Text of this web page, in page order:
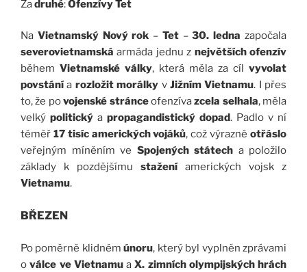
Zadruhé:Ofenzívy Tet
Na Vietnamský Nový rok – Tet–30. lednazapočala
severovietnamská armáda jednu z největších ofenzív
během Vietnamské války, která měla za cíl vyvolat
povstání a rozložit morálky v Jižním Vietnamu. I přes
to, že povojenské stránceofenzívazcela selhala, měla
velký politický a propagandistický dopad. Padlo v ní
téměř 17 tisíc amerických vojáků, což výrazněotřáslo
veřejným míněním ve Spojených státech a položilo
základy k pozdějšímu stažení amerických vojsk z
Vietnamu.
BŘEZEN
Po poměrně klidnémúnoru, který byl vyplněn zprávami
oválce ve VietnamuaX. zimních olympijských hrách